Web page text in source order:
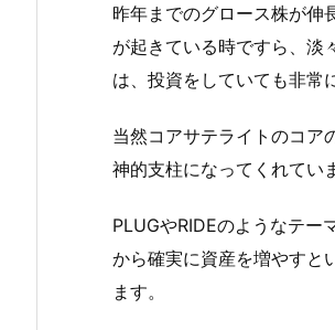
昨年までのグロース株が伸
が起きている時ですら、淡
は、投資をしていても非常
当然コアサテライトのコア
神的支柱になってくれてい
PLUGやRIDEのようなテー
から確実に資産を増やすと
ます。